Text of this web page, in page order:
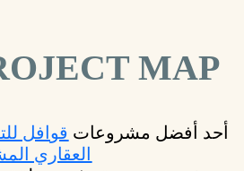
MAP
أحد أفضل مشروعات قوافل
العقاري